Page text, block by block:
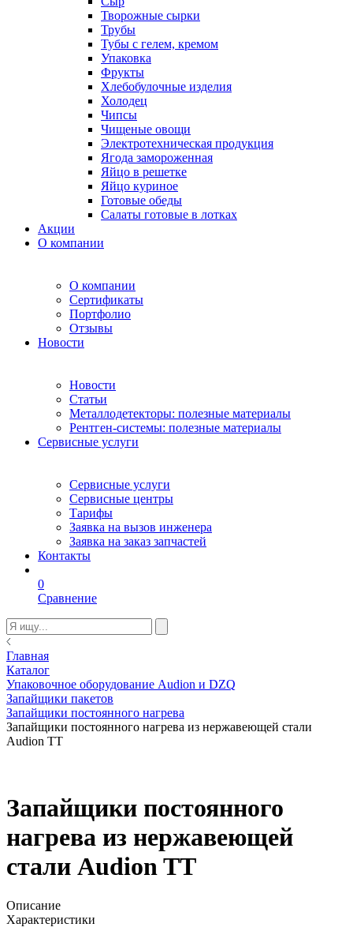
Творожные сырки
Трубы
Тубы с гелем, кремом
Упаковка
Фрукты
Хлебобулочные изделия
Холодец
Чипсы
Чищеные овощи
Электротехническая продукция
Ягода замороженная
Яйцо в решетке
Яйцо куриное
Готовые обеды
Салаты готовые в лотках
Акции
О компании
О компании
Сертификаты
Портфолио
Отзывы
Новости
Новости
Статьи
Металлодетекторы: полезные материалы
Рентген-системы: полезные материалы
Сервисные услуги
Сервисные услуги
Сервисные центры
Тарифы
Заявка на вызов инженера
Заявка на заказ запчастей
Контакты
0
Сравнение
Главная
Каталог
Упаковочное оборудование Audion и DZQ
Запайщики пакетов
Запайщики постоянного нагрева
Запайщики постоянного нагрева из нержавеющей стали
Audion TT
Запайщики постоянного
нагрева из нержавеющей
стали Audion TT
Описание
Характеристики